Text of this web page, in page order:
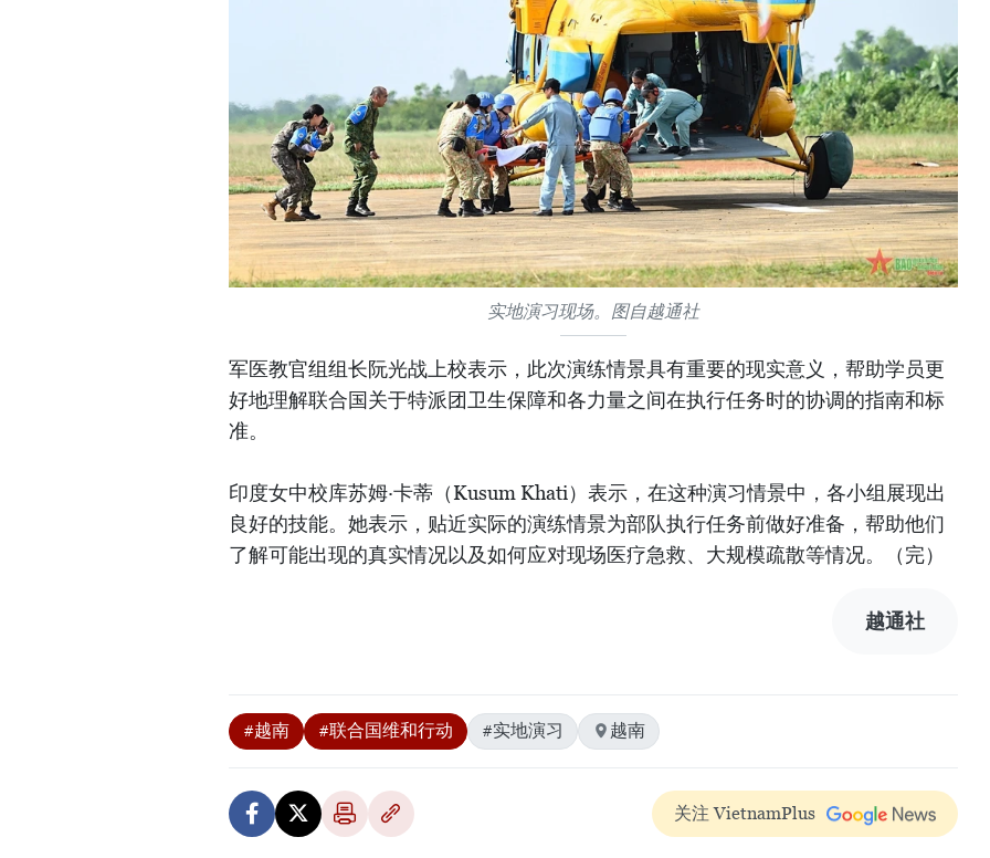
实地演习现场。图自越通社
军医教官组组长阮光战上校表示，此次演练情景具有重要的现实意义，帮助学员更
好地理解联合国关于特派团卫生保障和各力量之间在执行任务时的协调的指南和标
准。
印度女中校库苏姆·卡蒂（Kusum Khati）表示，在这种演习情景中，各小组展现出
良好的技能。她表示，贴近实际的演练情景为部队执行任务前做好准备，帮助他们
了解可能出现的真实情况以及如何应对现场医疗急救、大规模疏散等情况。（完）
越通社
#越南 #联合国维和行动 #实地演习 越南
关注 VietnamPlus